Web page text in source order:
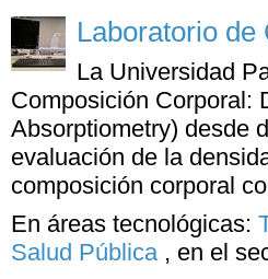
Laboratorio
La Universidad
Composición Corporal:
Absorptiometry) desde
evaluación de la
composición corporal
En áreas tecnológicas:
Salud Pública , en el